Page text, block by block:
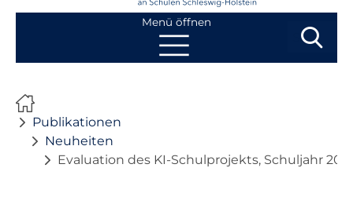
Menü öffnen
Publikationen
Publikationen
Neuheiten
Evaluation des KI-Schulprojekts, Schuljahr